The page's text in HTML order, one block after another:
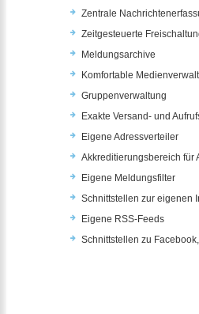
Zentrale
Zeitgesteuerte
Meldungsarchive
Komfortable
Gruppenverwaltung
Exakte Versand- und
Eigene Adressverteiler
Akkreditierungsbereich für
Eigene Meldungsfilter
Schnittstellen zur eigenen
Eigene RSS-Feeds
Schnittstellen zu Facebook,